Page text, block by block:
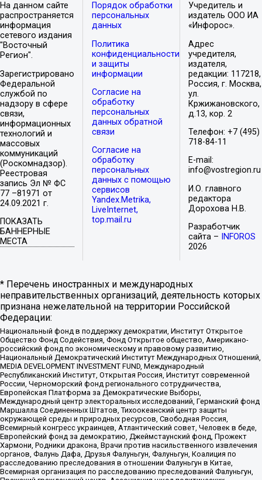
На данном сайте
распространяется
информация
сетевого издания
"Восточный
Регион".
Зарегистрировано
Федеральной
службой по
надзору в сфере
связи,
информационных
технологий и
массовых
коммуникаций
(Роскомнадзор).
Реестровая
запись Эл № ФС
77 –81971 от
24.09.2021 г.
ПОКАЗАТЬ
БАННЕРНЫЕ
МЕСТА
Порядок обработки
персональных
данных
Политика
конфиденциальности
и защиты
информации
Согласие на
обработку
персональных
данных обратной
связи
Согласие на
обработку
персональных
данных с помощью
сервисов
Yandex.Metrika,
LiveInternet,
top.mail.ru
Учредитель и
издатель ООО ИА
«Инфорос».
Адрес
учредителя,
издателя,
редакции: 117218,
Россия, г. Москва,
ул.
Кржижановского,
д.13, кор. 2
Телефон: +7 (495)
718-84-11
E-mail:
info@vostregion.ru
И.О. главного
редактора
Дорохова Н.В.
Разработчик
сайта –
INFOROS
2026
* Перечень иностранных и международных
неправительственных организаций, деятельность которых
признана нежелательной на территории Российской
Федерации:
Национальный фонд в поддержку демократии, Институт Открытое
Общество Фонд Содействия, Фонд Открытое общество, Американо-
российский фонд по экономическому и правовому развитию,
Национальный Демократический Институт Международных Отношений,
MEDIA DEVELOPMENT INVESTMENT FUND, Международный
Республиканский Институт, Открытая Россия, Институт современной
России, Черноморский фонд регионального сотрудничества,
Европейская Платформа за Демократические Выборы,
Международный центр электоральных исследований, Германский фонд
Маршалла Соединенных Штатов, Тихоокеанский центр защиты
окружающей среды и природных ресурсов, Свободная Россия,
Всемирный конгресс украинцев, Атлантический совет, Человек в беде,
Европейский фонд за демократию, Джеймстаунский фонд, Прожект
Хармони, Родники дракона, Врачи против насильственного извлечения
органов, Фалунь Дафа, Друзья Фалуньгун, Фалуньгун, Коалиция по
расследованию преследования в отношении Фалуньгун в Китае,
Всемирная организация по расследованию преследований Фалуньгун,